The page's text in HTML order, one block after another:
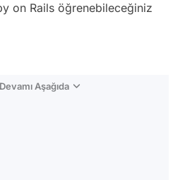
on Rails öğrenebileceğiniz
Aşağıda